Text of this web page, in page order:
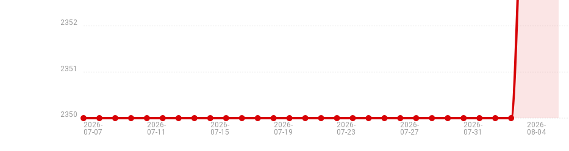
2026-
07-07
2026-
07-11
2026-
07-15
2026-
07-19
2026-
07-23
2026-
07-27
2026-
07-31
2026-
08-04
2350
2351
2352